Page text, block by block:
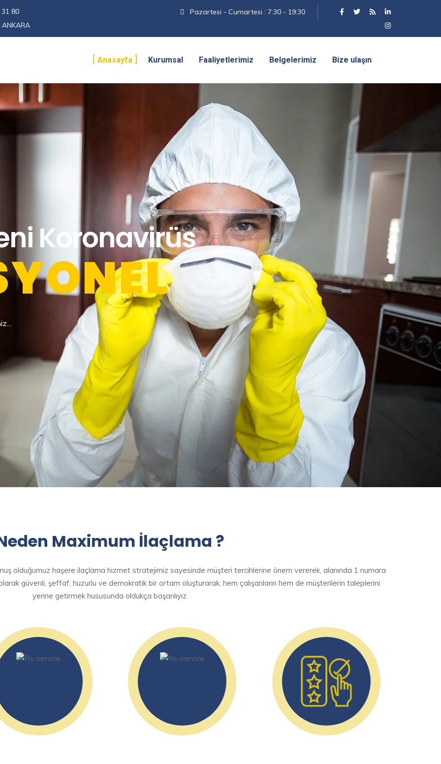
80
Pazartesi - Cumartesi : 7:30 - 19:30
Anasayfa Kurumsal Faaliyetlerimiz Belgelerimiz Bize ulaşın
Maximum İlaçlama ?
olduğumuz haşere ilaçlama hizmet stratejimiz sayesinde müşteri tercihlerine önem vererek, alanında 1 numara
güvenli, şeffaf, huzurlu ve demokratik bir ortam oluşturarak, hem çalışanların hem de müşterilerin taleplerini
yerine getirmek hususunda oldukça başarılıyız.